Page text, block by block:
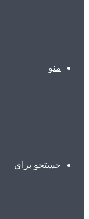
منو
جستجو برای